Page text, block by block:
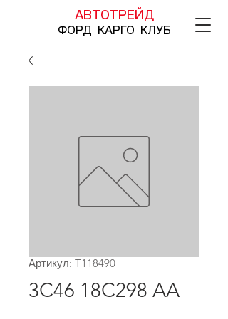
АВТОТРЕЙД
ФОРД КАРГО КЛУБ
Артикул: T118490
3C46 18C298 AA